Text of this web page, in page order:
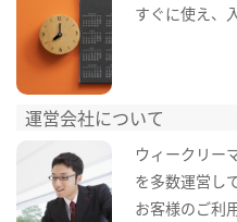
すぐに使え、
運営会社について
ウィークリー
を多数運営し
お客様のご利